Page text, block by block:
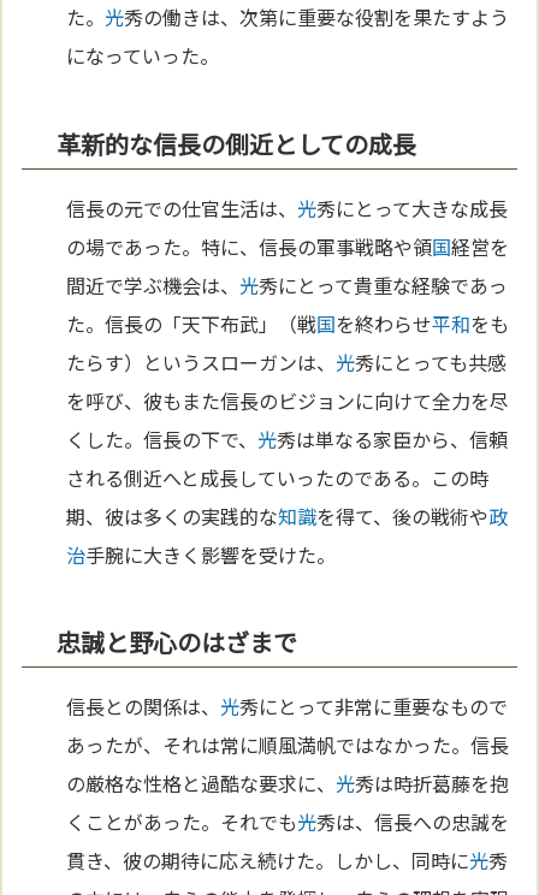
た。 光秀の働きは、次第に重要な役割を果たすよう
になっていった。
革新的な信長の側近としての成長
信長の元での仕官生活は、 光秀にとって大きな成長
の場であった。特に、信長の軍事戦略や領国経営を
間近で学ぶ機会は、 光秀にとって貴重な経験であっ
た。信長の「天下布武」（戦国を終わらせ平和をも
たらす）というスローガンは、 光秀にとっても共感
を呼び、彼もまた信長のビジョンに向けて全力を尽
くした。信長の下で、 光秀は単なる家臣から、信頼
される側近へと成長していったのである。この時
期、彼は多くの実践的な知識を得て、後の戦術や政
治手腕に大きく影響を受けた。
忠誠と野心のはざまで
信長との関係は、 光秀にとって非常に重要なもので
あったが、それは常に順風満帆ではなかった。信長
の厳格な性格と過酷な要求に、 光秀は時折葛藤を抱
くことがあった。それでも光秀は、信長への忠誠を
貫き、彼の期待に応え続けた。しかし、同時に光秀